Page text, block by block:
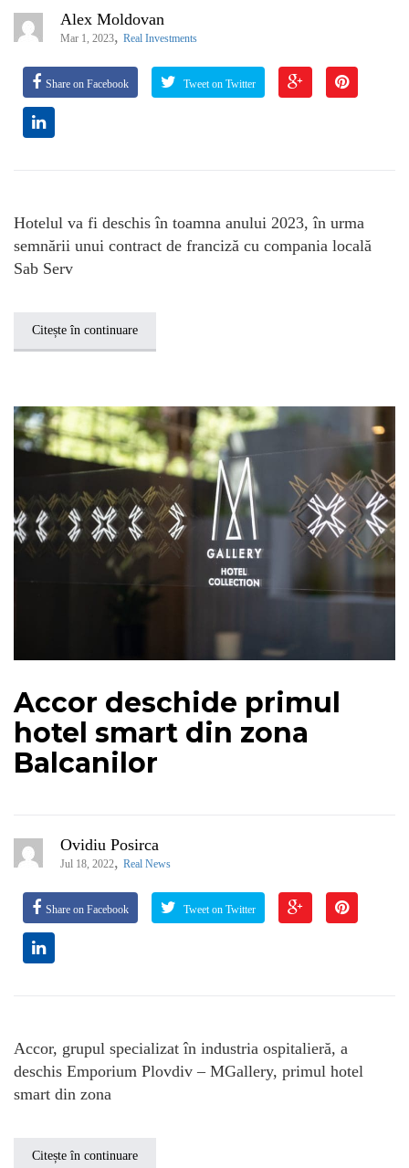
Alex Moldovan
Mar 1, 2023, Real Investments
Share on Facebook Tweet on Twitter
Hotelul va fi deschis în toamna anului 2023, în urma
semnării unui contract de franciză cu compania locală
Sab Serv
Citește în continuare
Accor deschide primul
hotel smart din zona
Balcanilor
Ovidiu Posirca
Jul 18, 2022, Real News
Share on Facebook Tweet on Twitter
Accor, grupul specializat în industria ospitalieră, a
deschis Emporium Plovdiv – MGallery, primul hotel
smart din zona
Citește în continuare